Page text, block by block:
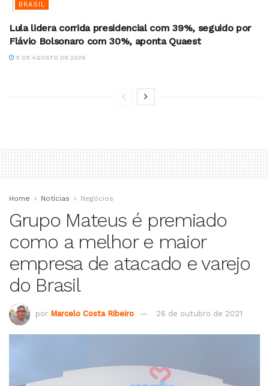
BRASIL
Lula lidera corrida presidencial com 39%, seguido por
Flávio Bolsonaro com 30%, aponta Quaest
5 DE AGOSTO DE 2026
Home Notícias Negócios
Grupo Mateus é premiado
como a melhor e maior
empresa de atacado e varejo
do Brasil
por Marcelo Costa Ribeiro 26 de outubro de 2021